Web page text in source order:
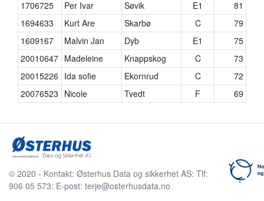
1706725 Per Ivar Søvik E1
81
1694633
Kurt Are Skarbø C
79
1609167
Malvin Jan Dyb E1
75
20010647 Madeleine Knappskog C
73
20015226 Ida sofie Ekornrud C
72
20076523 Nicole Tvedt F 69
© 2020 - Kontakt: Østerhus Data og sikkerhet AS: Tlf:
906 05 573: E-post: terje@osterhusdata.no